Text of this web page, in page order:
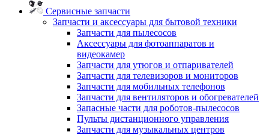
Сервисные запчасти
Запчасти и аксессуары для бытовой техники
Запчасти для пылесосов
Аксессуары для фотоаппаратов и
видеокамер
Запчасти для утюгов и отпаривателей
Запчасти для телевизоров и мониторов
Запчасти для мобильных телефонов
Запчасти для вентиляторов и обогревателей
Запасные части для роботов-пылесосов
Пульты дистанционного управления
Запчасти для музыкальных центров